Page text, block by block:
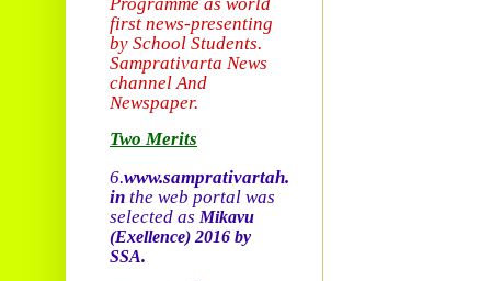
Programme as world
first news-presenting
by School Students.
Samprativarta News
channel And
Newspaper.
Two Merits
6.www.samprativartah.
in the web portal was
selected asMikavu
(Exellence)2016 by
SSA.